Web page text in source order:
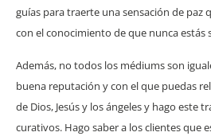
guías para traerte una sensación de paz
con el conocimiento de que nunca estás
Además, no todos los médiums son
buena reputación y con el que puedas
de Dios, Jesús y los ángeles y hago este
curativos. Hago saber a los clientes que